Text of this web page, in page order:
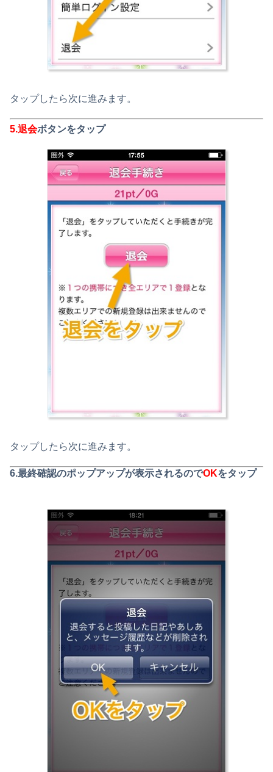
タップしたら次に進みます。
5.退会ボタンをタップ
タップしたら次に進みます。
6.最終確認のポップアップが表示されるのでOKをタップ